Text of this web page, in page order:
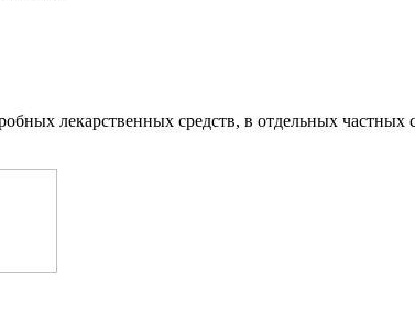
лекарственных средств, в отдельных частных